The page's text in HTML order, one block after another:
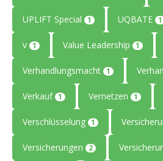
UPLIFT Special 1 UQBATE 1
v 1 Value Leadership 1
Verhandlungsmacht 1
Verkauf 1 Vernetzen 1
Verschlüsselung 1
Versicherungen 2